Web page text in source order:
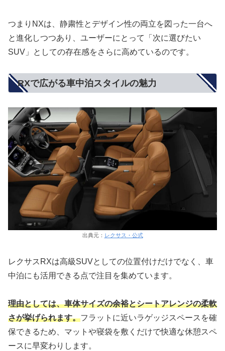
つまりNXは、静粛性とデザイン性の両立を図った一台へ
と進化しつつあり、ユーザーにとって「次に選びたい
SUV」としての存在感をさらに高めているのです。
RXで広がる車中泊スタイルの魅力
出典元： レクサス・公式
レクサスRXは高級SUVとしての位置付けだけでなく、車
中泊にも活用できる点で注目を集めています。
理由としては、車体サイズの余裕とシートアレンジの柔軟
さが挙げられます。フラットに近いラゲッジスペースを確
保できるため、マットや寝袋を敷くだけで快適な休憩スペ
ースに早変わりします。